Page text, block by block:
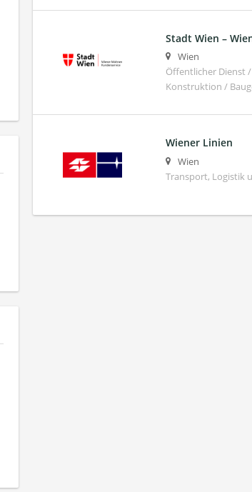
Stadt Wien –
Wien
Öffentlicher Dienst
Konstruktion /
Wiener Linien
Wien
Transport, Logistik